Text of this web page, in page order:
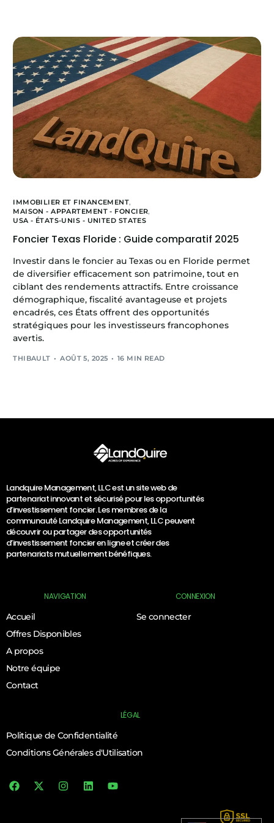
IMMOBILIER ET FINANCEMENT,
MAISON - APPARTEMENT - FONCIER,
USA - ÉTATS-UNIS - UNITED STATES
Foncier Texas Floride : Guide comparatif 2025
Investir dans le foncier au Texas ou en Floride permet
de diversifier efficacement son patrimoine, tout en
ciblant des rendements attractifs. Entre croissance
démographique, fiscalité avantageuse et projets
encadrés, ces États offrent des opportunités
stratégiques pour les investisseurs francophones
avertis.
THIBAULT AOÛT 5, 2025 16 MIN READ
Landquire Management, LLC est un site web de
partenariat innovant et sécurisé pour les opportunités
d’investissement foncier. Les membres de la
communauté Landquire Management, LLC peuvent
découvrir ou partager des opportunités
d’investissement foncier en ligne et créer des
partenariats mutuellement bénéfiques.
NAVIGATION
Accueil
Offres Disponibles
A propos
Notre équipe
Contact
CONNEXION
Se connecter
LÉGAL
Politique de Confidentialité
Conditions Générales d'Utilisation